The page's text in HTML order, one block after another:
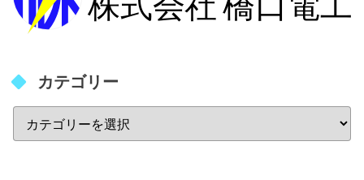
カテゴリー